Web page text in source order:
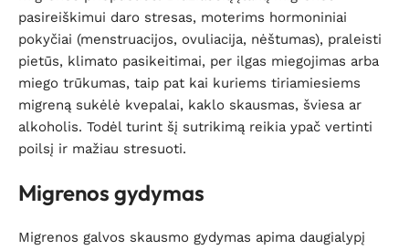
pasireiškimui daro stresas, moterims hormoniniai
pokyčiai (menstruacijos, ovuliacija, nėštumas), praleisti
pietūs, klimato pasikeitimai, per ilgas miegojimas arba
miego trūkumas, taip pat kai kuriems tiriamiesiems
migreną sukėlė kvepalai, kaklo skausmas, šviesa ar
alkoholis. Todėl turint šį sutrikimą reikia ypač vertinti
poilsį ir mažiau stresuoti.
Migrenos gydymas
Migrenos galvos skausmo gydymas apima daugialypį